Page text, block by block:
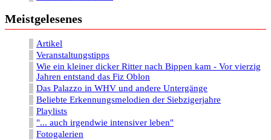
Meistgelesenes
Artikel
Veranstaltungstipps
Wie ein kleiner dicker Ritter nach Bippen kam - Vor vierzig
Jahren entstand das Fiz Oblon
Das Palazzo in WHV und andere Untergänge
Beliebte Erkennungsmelodien der Siebzigerjahre
Playlists
"... auch irgendwie intensiver leben"
Fotogalerien